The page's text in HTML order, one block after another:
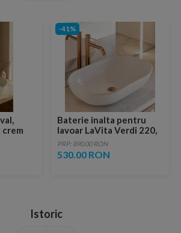
crem
-41%
Baterie inalta pentru
lavoar LaVita Verdi 220,
fara ventil, brushed
copper
PRP: 890.00 RON
530.00 RON
Istoric